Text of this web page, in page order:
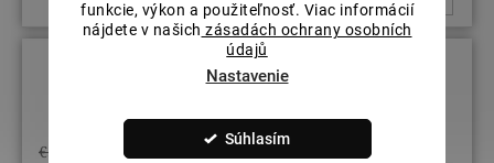
funkcie, výkon a použiteľnosť. Viac informácií
nájdete v našich zásadách ochrany osobních
údajů
Nastavenie
Súhlasím
Veľkosť prsteňov: 56
€385,27